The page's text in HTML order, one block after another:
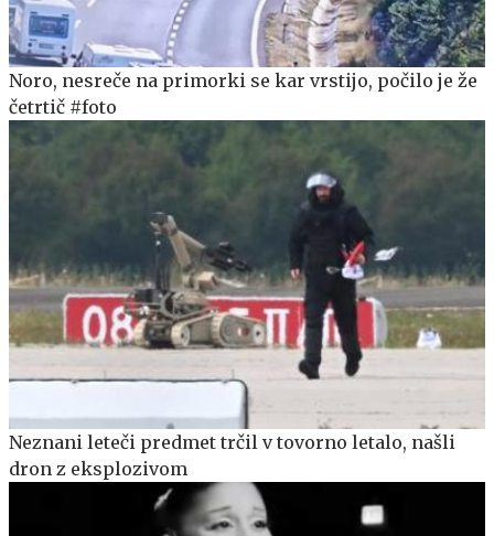
Noro, nesreče na primorki se kar vrstijo, počilo je že
četrtič #foto
Neznani leteči predmet trčil v tovorno letalo, našli
dron z eksplozivom